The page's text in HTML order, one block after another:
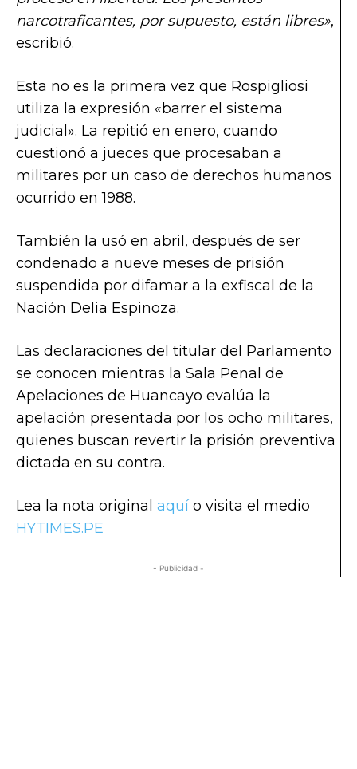
narcotraficantes, por supuesto, están libres»,
escribió.
Esta no es la primera vez que Rospigliosi
utiliza la expresión «barrer el sistema
judicial». La repitió en enero, cuando
cuestionó a jueces que procesaban a
militares por un caso de derechos humanos
ocurrido en 1988.
También la usó en abril, después de ser
condenado a nueve meses de prisión
suspendida por difamar a la exfiscal de la
Nación Delia Espinoza.
Las declaraciones del titular del Parlamento
se conocen mientras la Sala Penal de
Apelaciones de Huancayo evalúa la
apelación presentada por los ocho militares,
quienes buscan revertir la prisión preventiva
dictada en su contra.
Lea la nota original aquí o visita el medio
HYTIMES.PE
- Publicidad -